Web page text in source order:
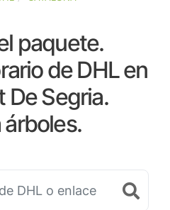
paquete.
de DHL en
De Segria.
árboles.